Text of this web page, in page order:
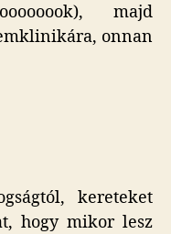
majd
onnan
kereteket
hogy mikor lesz